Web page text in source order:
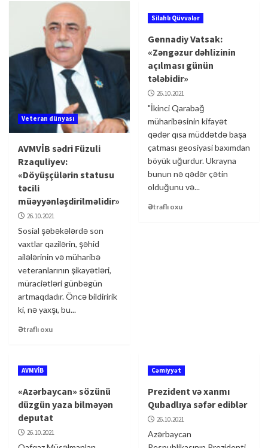
Veteran dünyası
AVMVİB sədri Füzuli
Rzaquliyev:
«Döyüşçülərin statusu
təcili
müəyyənləşdirilməlidir»
26.10.2021
Sosial şəbəkələrdə son
vaxtlar qazilərin, şəhid
ailələrinin və müharibə
veteranlarının şikayətləri,
müraciətləri günbəgün
artmaqdadır. Öncə bildiririk
ki, nə yaxşı, bu...
Ətraflı oxu
Silahlı Qüvvələr
Gennadiy Vatsak:
«Zəngəzur dəhlizinin
açılması günün
tələbidir»
26.10.2021
"İkinci Qarabağ
müharibəsinin kifayət
qədər qısa müddətdə başa
çatması geosiyasi baxımdan
böyük uğurdur. Ukrayna
bunun nə qədər çətin
olduğunu və...
Ətraflı oxu
AVMVİB
«Azərbaycan» sözünü
düzgün yaza bilməyən
deputat
26.10.2021
Cəmiyyət
Prezident və xanmı
Qubadlıya səfər ediblər
26.10.2021
Azərbaycan